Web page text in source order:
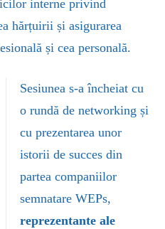
interne privind
hărțuirii și asigurarea
și cea personală.
Sesiunea s-a încheiat cu
o rundă de networking și
cu prezentarea unor
istorii de succes din
partea companiilor
semnatare WEPs,
reprezentante ale